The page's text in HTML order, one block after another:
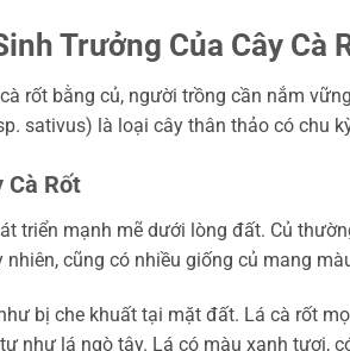
Trưởng Của Cây Cà
rốt bằng củ, người trồng cần nắm
sativus) là loại cây thân thảo có chu
Cà Rốt
triển mạnh mẽ dưới lòng đất. Củ
cũng có nhiều giống củ mang
bị che khuất tại mặt đất. Lá cà rốt
như lá ngò tây. Lá có màu xanh tươi,